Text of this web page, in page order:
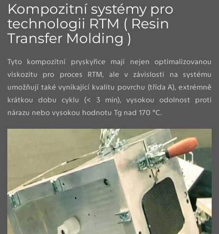
Kompozitní systémy pro
technologii RTM ( Resin
Transfer Molding )
Tyto kompozitní pryskyřice mají nejen optimalizovanou
viskozitu pro proces RTM, ale v závislosti na systému
umožňují také vynikající kvalitu povrchu (třída A), extrémně
krátkou dobu cyklu (< 3 min), vysokou odolnost proti
nárazu nebo vysokou hodnotu Tg nad 170 °C.